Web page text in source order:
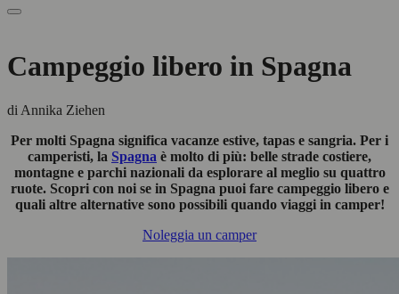
Campeggio libero in Spagna
di Annika Ziehen
Per molti Spagna significa vacanze estive, tapas e sangria. Per i
camperisti, la Spagna è molto di più: belle strade costiere,
montagne e parchi nazionali da esplorare al meglio su quattro
ruote. Scopri con noi se in Spagna puoi fare campeggio libero e
quali altre alternative sono possibili quando viaggi in camper!
Noleggia un camper